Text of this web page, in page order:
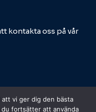
kontakta oss på vår
vi ger dig den bästa
fortsätter att använda